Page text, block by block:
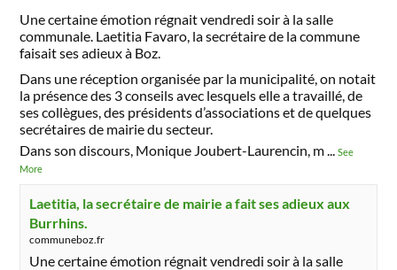
Une certaine émotion régnait vendredi soir à la salle
communale. Laetitia Favaro, la secrétaire de la commune
faisait ses adieux à Boz.
Dans une réception organisée par la municipalité, on notait
la présence des 3 conseils avec lesquels elle a travaillé, de
ses collègues, des présidents d’associations et de quelques
secrétaires de mairie du secteur.
Dans son discours, Monique Joubert-Laurencin, m...See
More
Laetitia, la secrétaire de mairie a fait ses adieux aux
Burrhins.
communeboz.fr
Une certaine émotion régnait vendredi soir à la salle